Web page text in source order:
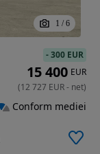
1 / 6
-300 EUR
15 400 EUR
(12 727 EUR- net)
Conform mediei